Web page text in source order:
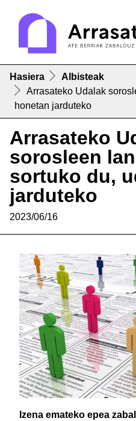
Hasiera
Albisteak
Arrasateko Udalak
honetan jarduteko
Arrasateko
sorosleen
sortuko du,
jarduteko
2023/06/16
Izena emateko epea